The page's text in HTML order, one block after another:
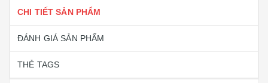
CHI TIẾT SẢN PHẨM
ĐÁNH GIÁ SẢN PHẨM
THẺ TAGS